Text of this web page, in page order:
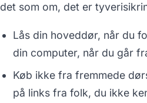
det som om, det er
Lås din hoveddør, når du
din computer, når du går
Køb ikke fra fremmede
på links fra folk, du ikke